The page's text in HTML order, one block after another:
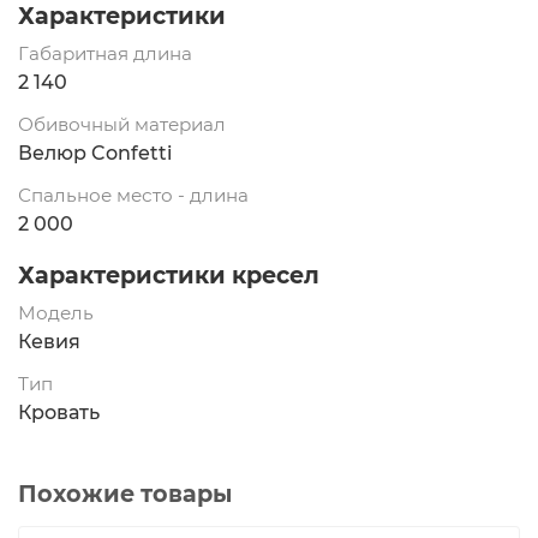
Характеристики
Габаритная длина
2 140
Обивочный материал
Велюр Confetti
Спальное место - длина
2 000
Характеристики кресел
Модель
Кевия
Тип
Кровать
Похожие товары